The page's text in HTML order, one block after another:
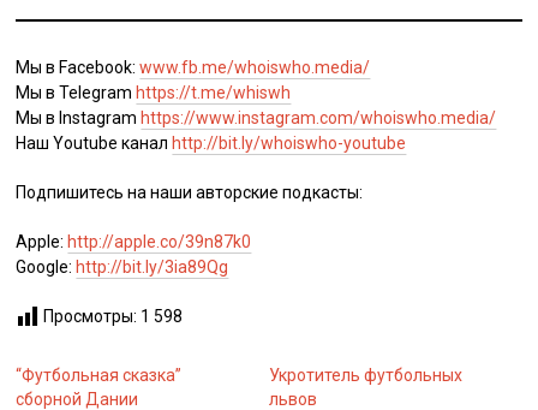
Мы в Facebook:www.fb.me/whoiswho.media/
Мы в Telegramhttps://t.me/whiswh
Мы в Instagramhttps://www.instagram.com/whoiswho.media/
Наш Youtube каналhttp://bit.ly/whoiswho-youtube
Подпишитесь на наши авторские подкасты:
Apple:http://apple.co/39n87k0
Google:http://bit.ly/3ia89Qg
Просмотры: 1 598
“Футбольная сказка”
сборной Дании
Укротитель футбольных
львов